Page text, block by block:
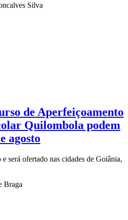
Silva
de Aperfeiçoamento
Quilombola podem
agosto
será ofertado nas cidades de Goiânia,
Braga